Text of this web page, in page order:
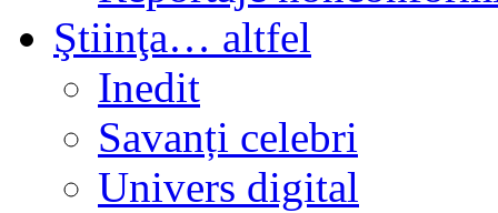
Ştiinţa… altfel
Inedit
Savanți celebri
Univers digital